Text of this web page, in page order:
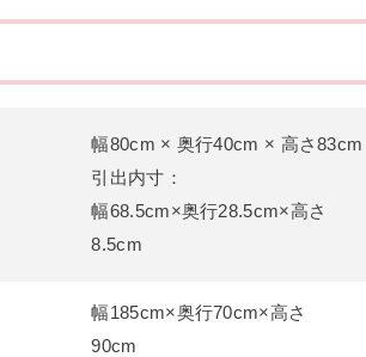
幅80cm × 奥行40cm × 高さ83cm
引出内寸：
幅68.5cm×奥行28.5cm×高さ
8.5cm
幅185cm×奥行70cm×高さ
90cm